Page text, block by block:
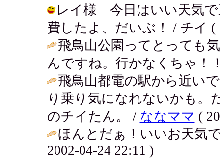
レイ様 今日はいい天気で
費したよ、だいぶ！ / チイ (
飛鳥山公園ってとっても
んですね。行かなくちゃ！
飛鳥山都電の駅から近い
り乗り気になれないかも。
のチイたん。 / ななママ (
ほんとだぁ！いいお天気
2002-04-24 22:11 )